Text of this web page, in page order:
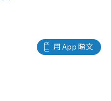
用 App 睇文